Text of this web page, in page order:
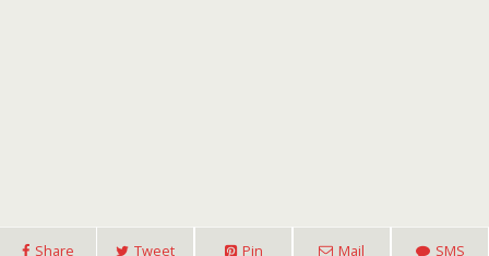
Share Tweet Pin Mail SMS